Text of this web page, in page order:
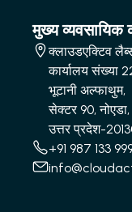
मुख्य व्यवसायिक
क्लाउडएक्टिव
कार्यालय संख्या
भूटानी अल्फाथुम,
सेक्टर 90, नोएडा,
उत्तर प्रदेश-
+91 987 133